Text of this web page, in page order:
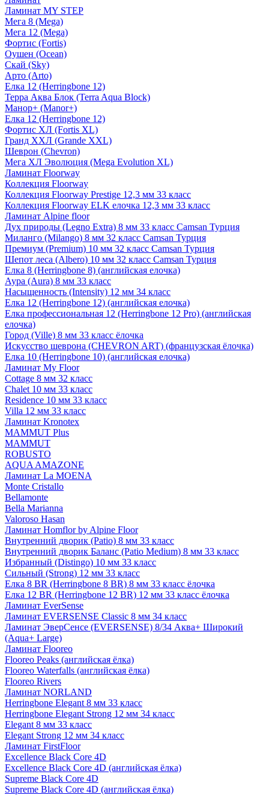
Ламинат MY STEP
Мега 8 (Mega)
Мега 12 (Mega)
Фортис (Fortis)
Оушен (Ocean)
Скай (Sky)
Арто (Arto)
Елка 12 (Herringbone 12)
Терра Аква Блок (Terra Aqua Block)
Манор+ (Manor+)
Елка 12 (Herringbone 12)
Фортис ХЛ (Fortis XL)
Гранд ХХЛ (Grande XXL)
Шеврон (Chevron)
Мега ХЛ Эволюция (Mega Evolution XL)
Ламинат Floorway
Коллекция Floorway
Коллекция Floorway Prestige 12,3 мм 33 класс
Коллекция Floorway ELK елочка 12,3 мм 33 класс
Ламинат Alpine floor
Дух природы (Legno Extra) 8 мм 33 класс Camsan Турция
Миланго (Milango) 8 мм 32 класс Camsan Турция
Премиум (Premium) 10 мм 32 класс Camsan Турция
Шепот леса (Albero) 10 мм 32 класс Camsan Турция
Елка 8 (Herringbone 8) (английская елочка)
Аура (Aura) 8 мм 33 класс
Насыщенность (Intensity) 12 мм 34 класс
Елка 12 (Herringbone 12) (английская елочка)
Елка профессиональная 12 (Herringbone 12 Pro) (английская
елочка)
Город (Ville) 8 мм 33 класс ёлочка
Искусство шеврона (CHEVRON ART) (французская ёлочка)
Елка 10 (Herringbone 10) (английская елочка)
Ламинат My Floor
Cottage 8 мм 32 класс
Chalet 10 мм 33 класс
Residence 10 мм 33 класс
Villa 12 мм 33 класс
Ламинат Kronotex
MAMMUT Plus
MAMMUT
ROBUSTO
AQUA AMAZONE
Ламинат La MOENA
Monte Cristallo
Bellamonte
Bella Marianna
Valoroso Hasan
Ламинат Homflor by Alpine Floor
Внутренний дворик (Patio) 8 мм 33 класс
Внутренний дворик Баланс (Patio Medium) 8 мм 33 класс
Избранный (Distingo) 10 мм 33 класс
Сильный (Strong) 12 мм 33 класс
Елка 8 BR (Herringbone 8 BR) 8 мм 33 класс ёлочка
Елка 12 BR (Herringbone 12 BR) 12 мм 33 класс ёлочка
Ламинат EverSense
Ламинат EVERSENSE Classic 8 мм 34 класс
Ламинат ЭверСенсе (EVERSENSE) 8/34 Аква+ Широкий
(Aqua+ Large)
Ламинат Flooreo
Flooreo Peaks (английская ёлка)
Flooreo Waterfalls (английская ёлка)
Flooreo Rivers
Ламинат NORLAND
Herringbone Elegant 8 мм 33 класс
Herringbone Elegant Strong 12 мм 34 класс
Elegant 8 мм 33 класс
Elegant Strong 12 мм 34 класс
Ламинат FirstFloor
Excellence Black Core 4D
Excellence Black Core 4D (английская ёлка)
Supreme Black Core 4D
Supreme Black Core 4D (английская ёлка)